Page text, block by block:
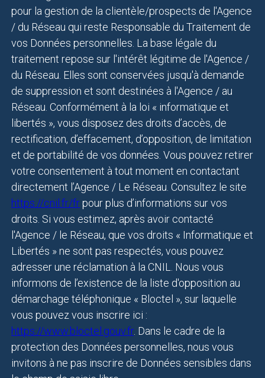
pour la gestion de la clientèle/prospects de l'Agence
/ du Réseau qui reste Responsable du Traitement de
vos Données personnelles. La base légale du
traitement repose sur l'intérêt légitime de l'Agence /
du Réseau. Elles sont conservées jusqu'à demande
de suppression et sont destinées à l'Agence / au
Réseau. Conformément à la loi « informatique et
libertés », vous disposez des droits d’accès, de
rectification, d’effacement, d’opposition, de limitation
et de portabilité de vos données. Vous pouvez retirer
votre consentement à tout moment en contactant
directement l’Agence / Le Réseau. Consultez le site
https://cnil.fr/frpour plus d’informations sur vos
droits. Si vous estimez, après avoir contacté
l'Agence / le Réseau, que vos droits « Informatique et
Libertés » ne sont pas respectés, vous pouvez
adresser une réclamation à la CNIL. Nous vous
informons de l’existence de la liste d'opposition au
démarchage téléphonique « Bloctel », sur laquelle
vous pouvez vous inscrire ici :
https://www.bloctel.gouv.fr. Dans le cadre de la
protection des Données personnelles, nous vous
invitons à ne pas inscrire de Données sensibles dans